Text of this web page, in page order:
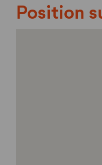
Position